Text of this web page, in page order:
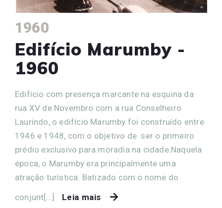
1960
Edifício Marumby -
1960
Edifício com presença marcante na esquina da
rua XV de Novembro com a rua Conselheiro
Laurindo, o edifício Marumby foi construído entre
1946 e 1948, com o objetivo de ser o primeiro
prédio exclusivo para moradia na cidade.Naquela
época, o Marumby era principalmente uma
atração turística. Batizado com o nome do
conjunt[...]
Leia mais